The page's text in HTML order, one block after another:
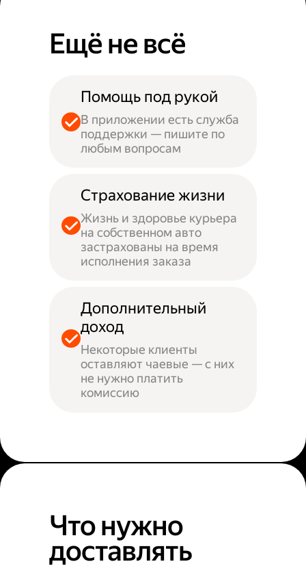
Ещё не всё
Помощь под рукой
В приложении есть служба
поддержки — пишите по
любым вопросам
Страхование жизни
Жизнь и здоровье курьера
на собственном авто
застрахованы на время
исполнения заказа
Дополнительный
доход
Некоторые клиенты
оставляют чаевые — с них
не нужно платить
комиссию
Что нужно
доставлять